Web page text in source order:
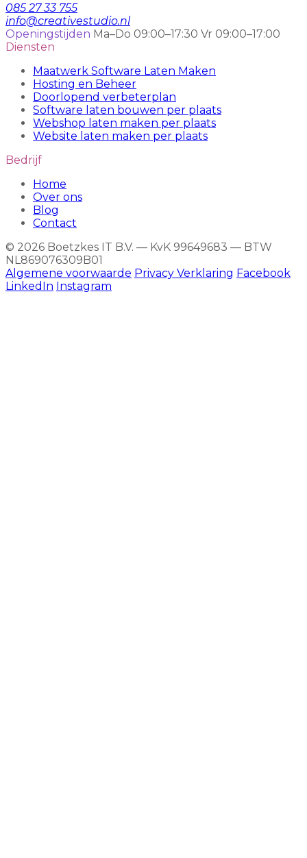
085 27 33 755
info@creativestudio.nl
Openingstijden Ma–Do 09:00–17:30 Vr 09:00–17:00
Diensten
Maatwerk Software Laten Maken
Hosting en Beheer
Doorlopend verbeterplan
Software laten bouwen per plaats
Webshop laten maken per plaats
Website laten maken per plaats
Bedrijf
Home
Over ons
Blog
Contact
© 2026 Boetzkes IT B.V. — KvK 99649683 — BTW
NL869076309B01
Algemene voorwaarde Privacy Verklaring Facebook
LinkedIn Instagram